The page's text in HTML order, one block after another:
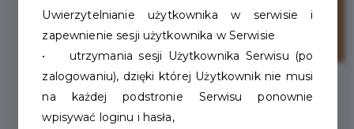
26
Uwierzytelnianie użytkownika w serwisie i
zapewnienie sesji użytkownika w Serwisie
• utrzymania sesji Użytkownika Serwisu (po
zalogowaniu), dzięki której Użytkownik nie musi
na każdej podstronie Serwisu ponownie
wpisywać loginu i hasła,